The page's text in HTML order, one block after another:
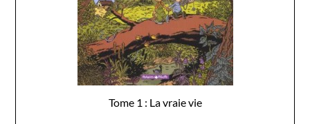
Tome 1 : La vraie vie